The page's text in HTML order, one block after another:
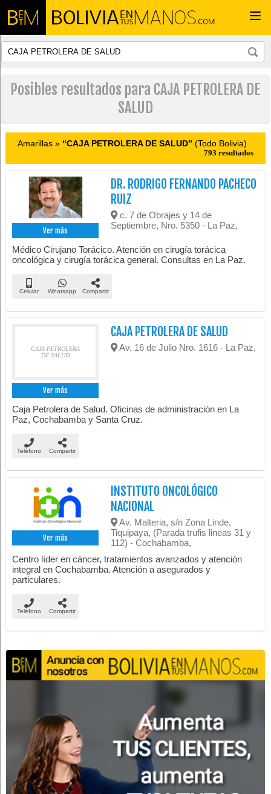
Posibles resultados para CAJA PETROLERA DE
SALUD
Amarillas » “CAJA PETROLERA DE SALUD” (Todo Bolivia)
793 resultados
Ver más
DR. RODRIGO FERNANDO PACHECO
RUIZ
c. 7 de Obrajes y 14 de
Septiembre, Nro. 5350 - La Paz,
Médico Cirujano Torácico. Atención en cirugía torácica
oncológica y cirugía torácica general. Consultas en La Paz.
Celular Whatsapp Compartir
CAJA PETROLERA
DE SALUD
Ver más
CAJA PETROLERA DE SALUD
Av. 16 de Julio Nro. 1616 - La Paz,
Caja Petrolera de Salud. Oficinas de administración en La
Paz, Cochabamba y Santa Cruz.
Teléfono Compartir
Ver más
INSTITUTO ONCOLÓGICO
NACIONAL
Av. Malteria, s/n Zona Linde,
Tiquipaya, (Parada trufis lineas 31 y
112) - Cochabamba,
Centro líder en cáncer, tratamientos avanzados y atención
integral en Cochabamba. Atención a asegurados y
particulares.
Teléfono Compartir